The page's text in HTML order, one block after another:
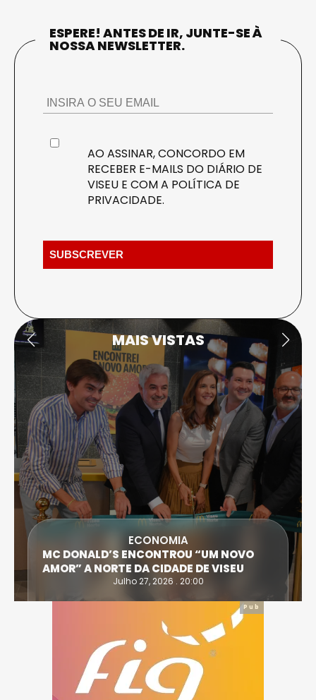
ESPERE! ANTES DE IR, JUNTE-SE À
NOSSA NEWSLETTER.
AO ASSINAR, CONCORDO EM
RECEBER E-MAILS DO DIÁRIO DE
VISEU E COM A POLÍTICA DE
PRIVACIDADE.
MAIS VISTAS
SOCIEDADE
FALECEU PAULA ALMEIDA, JOVEM
ENFERMEIRA NO HOSPITAL DE VISEU
Julho 27, 2026 . 11:00
Pub